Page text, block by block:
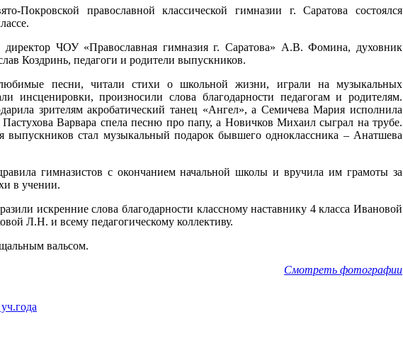
Покровской православной классической гимназии г. Саратова состоялся
директор ЧОУ «Православная гимназия г. Саратова» А.В. Фомина, духовник
Коздринь, педагоги и родители выпускников.
песни, читали стихи о школьной жизни, играли на музыкальных
инсценировки, произносили слова благодарности педагогам и родителям.
зрителям акробатический танец «Ангел», а Семичева Мария исполнила
Варвара спела песню про папу, а Новичков Михаил сыграл на трубе.
стал музыкальный подарок бывшего одноклассника – Анатшева
гимназистов с окончанием начальной школы и вручила им грамоты за
в учении.
искренние слова благодарности классному наставнику 4 класса Ивановой
Л.Н. и всему педагогическому коллективу.
вальсом.
Смотреть фотографии